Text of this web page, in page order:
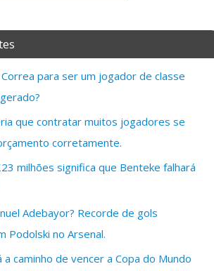
para ser um jogador de classe
que contratar muitos jogadores se
corretamente.
milhões significa que Benteke falhará
Adebayor? Recorde de gols
Podolski no Arsenal.
caminho de vencer a Copa do Mundo